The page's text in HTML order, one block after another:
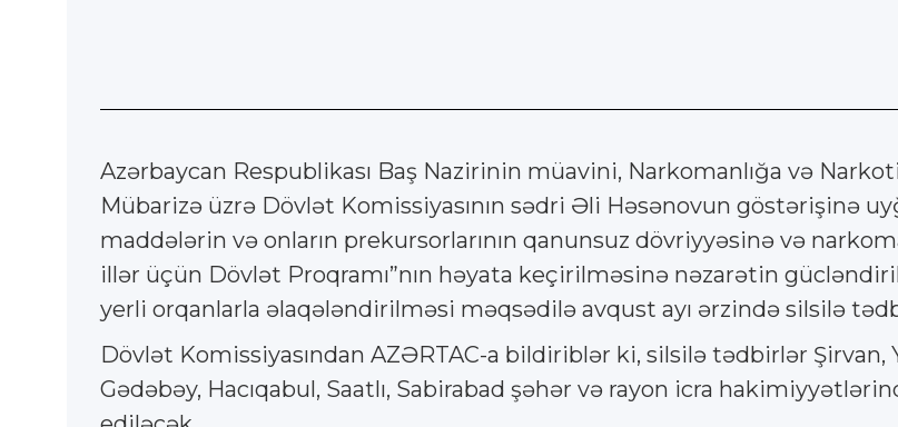
Azərbaycan Respublikası Baş Nazirinin müavini, Narkomanlığa və
Mübarizə üzrə Dövlət Komissiyasının sədri Əli Həsənovun göstərişinə
maddələrin və onların prekursorlarının qanunsuz dövriyyəsinə və
illər üçün Dövlət Proqramı”nın həyata keçirilməsinə nəzarətin
yerli orqanlarla əlaqələndirilməsi məqsədilə avqust ayı ərzində silsilə
Dövlət Komissiyasından AZƏRTAC-a bildiriblər ki, silsilə tədbirlər Şirvan,
Gədəbəy, Hacıqabul, Saatlı, Sabirabad şəhər və rayon icra